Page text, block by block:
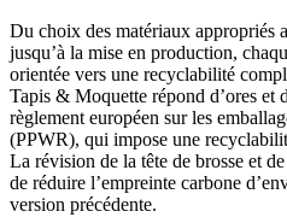
Du choix des matériaux appropriés
jusqu’à la mise en production,
orientée vers une recyclabilité
Tapis & Moquette répond d’ores et
règlement européen sur les
(PPWR), qui impose une
La révision de la tête de brosse et
de réduire l’empreinte carbone
version précédente.